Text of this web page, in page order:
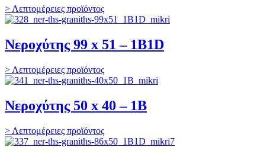
> Λεπτομέρειες προϊόντος
Νεροχύτης 99 x 51 – 1B1D
> Λεπτομέρειες προϊόντος
Νεροχύτης 50 x 40 – 1B
> Λεπτομέρειες προϊόντος